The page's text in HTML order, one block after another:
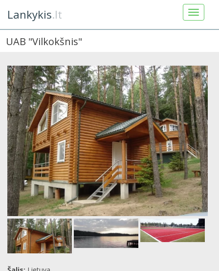
Lankykis.lt
UAB "Vilkokšnis"